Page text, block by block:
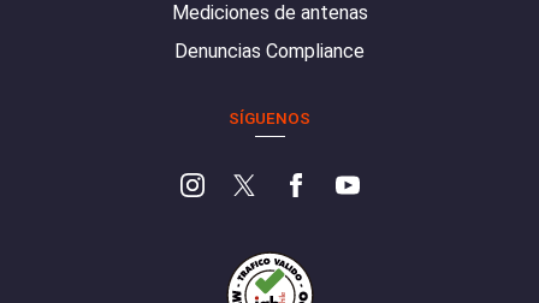
Mediciones de antenas
Denuncias Compliance
SÍGUENOS